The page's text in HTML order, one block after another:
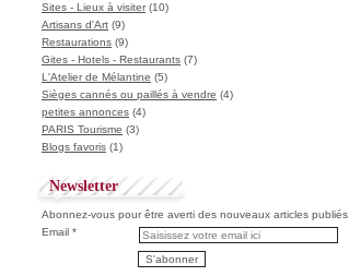
Sites - Lieux à visiter(10)
Artisans d'Art (9)
Restaurations (9)
Gites - Hotels - Restaurants (7)
L'Atelier de Mélantine (5)
Sièges cannés ou paillés à vendre (4)
petites annonces (4)
PARIS Tourisme (3)
Blogs favoris (1)
Newsletter
Abonnez-vous pour être averti des nouveaux articles publiés.
Email